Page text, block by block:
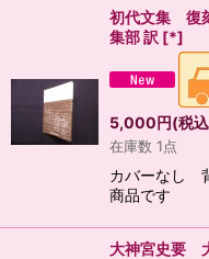
初代文集 復
集部 訳 [*]
5,000円(税
在庫数 1点
カバーなし
商品です
大神宮史要